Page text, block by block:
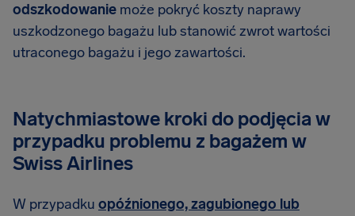
odszkodowanie może pokryć koszty naprawy
uszkodzonego bagażu lub stanowić zwrot wartości
utraconego bagażu i jego zawartości.
Natychmiastowe kroki do podjęcia w
przypadku problemu z bagażem w
Swiss Airlines
W przypadku opóźnionego, zagubionego lub